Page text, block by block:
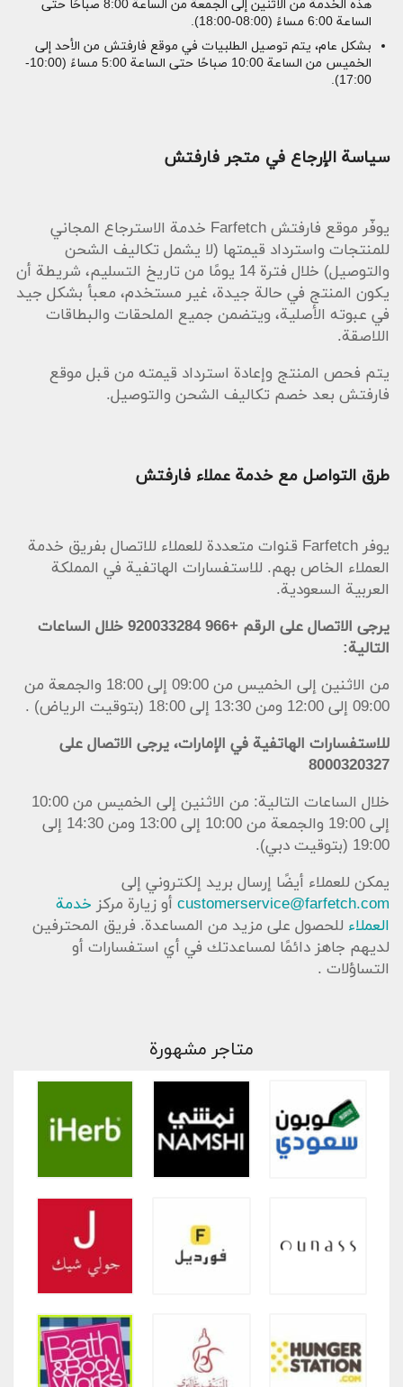
هذه الخدمة من الاثنين إلى الجمعة من الساعة 8:00 صباحًا حتى
الساعة 6:00 مساءً (08:00-18:00).
بشكل عام، يتم توصيل الطلبيات في موقع فارفتش من الأحد إلى
الخميس من الساعة 10:00 صباحًا حتى الساعة 5:00 مساءً (10:00-
17:00).
سياسة الإرجاع في متجر فارفتش
يوفّر موقع فارفتش Farfetch خدمة الاسترجاع المجاني
للمنتجات واسترداد قيمتها (لا يشمل تكاليف الشحن
والتوصيل) خلال فترة 14 يومًا من تاريخ التسليم، شريطة أن
يكون المنتج في حالة جيدة، غير مستخدم، معبأ بشكل جيد
في عبوته الأصلية، ويتضمن جميع الملحقات والبطاقات
اللاصقة.
يتم فحص المنتج وإعادة استرداد قيمته من قبل موقع
فارفتش بعد خصم تكاليف الشحن والتوصيل.
طرق التواصل مع خدمة عملاء فارفتش
يوفر Farfetch قنوات متعددة للعملاء للاتصال بفريق خدمة
العملاء الخاص بهم. للاستفسارات الهاتفية في المملكة
العربية السعودية.
يرجى الاتصال على الرقم +966 920033284 خلال الساعات
التالية:
من الاثنين إلى الخميس من 09:00 إلى 18:00 والجمعة من
09:00 إلى 12:00 ومن 13:30 إلى 18:00 (بتوقيت الرياض) .
للاستفسارات الهاتفية في الإمارات، يرجى الاتصال على
8000320327
خلال الساعات التالية: من الاثنين إلى الخميس من 10:00
إلى 19:00 والجمعة من 10:00 إلى 13:00 ومن 14:30 إلى
19:00 (بتوقيت دبي).
يمكن للعملاء أيضًا إرسال بريد إلكتروني إلى
customerservice@farfetch.com أو زيارة مركز خدمة
العملاء للحصول على مزيد من المساعدة. فريق المحترفين
لديهم جاهز دائمًا لمساعدتك في أي استفسارات أو
التساؤلات .
متاجر مشهورة